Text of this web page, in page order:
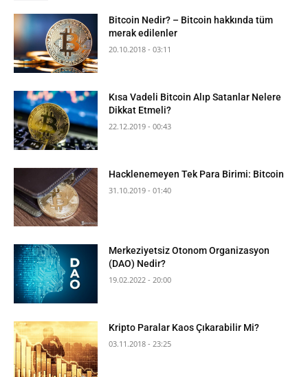
Bitcoin Nedir? – Bitcoin hakkında tüm
merak edilenler
20.10.2018 - 03:11
Kısa Vadeli Bitcoin Alıp Satanlar Nelere
Dikkat Etmeli?
22.12.2019 - 00:43
Hacklenemeyen Tek Para Birimi: Bitcoin
31.10.2019 - 01:40
Merkeziyetsiz Otonom Organizasyon
(DAO) Nedir?
19.02.2022 - 20:00
Kripto Paralar Kaos Çıkarabilir Mi?
03.11.2018 - 23:25